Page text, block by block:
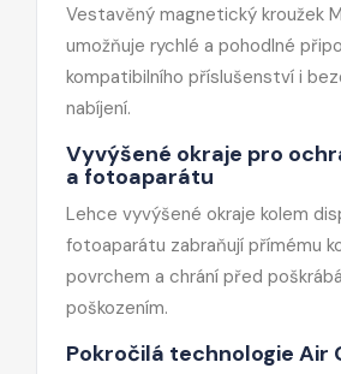
Vestavěný magnetický kroužek
umožňuje rychlé a pohodlné
kompatibilního příslušenství i
nabíjení.
Vyvýšené okraje pro
a fotoaparátu
Lehce vyvýšené okraje kolem
fotoaparátu zabraňují přímému
povrchem a chrání před
poškozením.
Pokročilá technologie Air